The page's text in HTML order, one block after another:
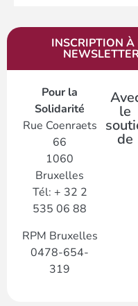
INSCRIPTION À
NEWSLETTER
Pour la
Solidarité
Rue Coenraets
66
1060
Bruxelles
Tél: + 32 2
535 06 88
RPM Bruxelles
0478-654-
319
le
de